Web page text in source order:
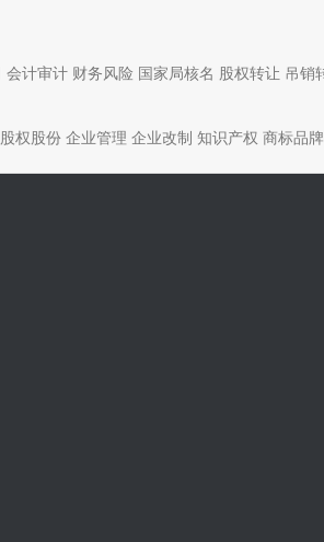
会计审计 财务风险 国家局核名 股权转让 吊销
股权股份 企业管理 企业改制 知识产权 商标品牌